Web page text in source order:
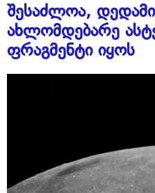
შესაძლოა,
ახლომდებარე
ფრაგმენტი იყოს